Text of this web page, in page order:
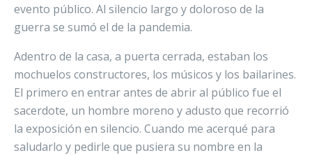
evento público. Al silencio largo y doloroso de la
guerra se sumó el de la pandemia.
Adentro de la casa, a puerta cerrada, estaban los
mochuelos constructores, los músicos y los bailarines.
El primero en entrar antes de abrir al público fue el
sacerdote, un hombre moreno y adusto que recorrió
la exposición en silencio. Cuando me acerqué para
saludarlo y pedirle que pusiera su nombre en la